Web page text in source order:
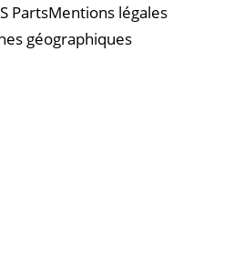
PartsMentions légales
géographiques